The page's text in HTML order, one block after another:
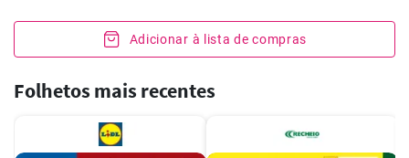
Adicionar à lista de compras
Folhetos mais recentes